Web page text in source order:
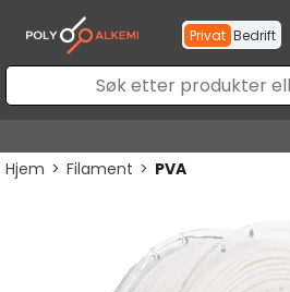
Privat Bedrift
Hjem>Filament>PVA